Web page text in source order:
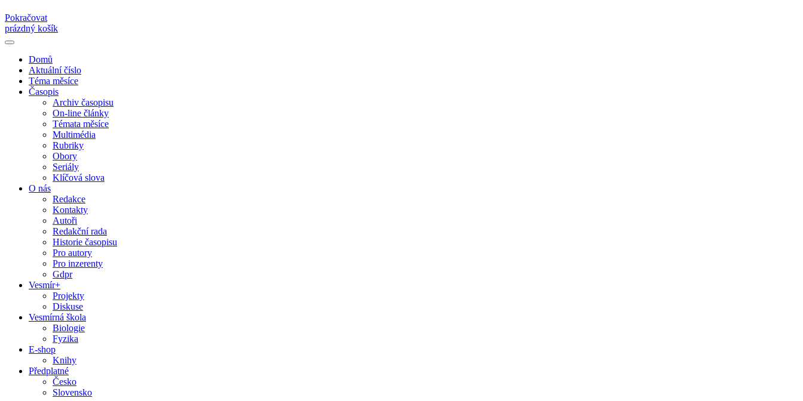
Pokračovat
prázdný košík
Domů
Aktuální číslo
Téma měsíce
Časopis
Archiv časopisu
On-line články
Témata měsíce
Multimédia
Rubriky
Obory
Seriály
Klíčová slova
O nás
Redakce
Kontakty
Autoři
Redakční rada
Historie časopisu
Pro autory
Pro inzerenty
Gdpr
Vesmír+
Projekty
Diskuse
Vesmírná škola
Biologie
Fyzika
E-shop
Knihy
Předplatné
Česko
Slovensko